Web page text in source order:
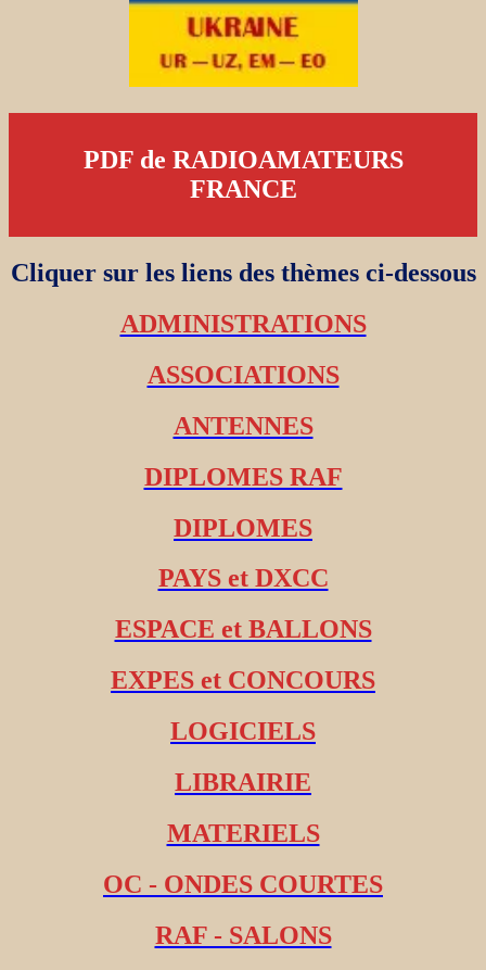
PDF de RADIOAMATEURS
FRANCE
Cliquer sur les liens des thèmes ci-dessous
ADMINISTRATIONS
ASSOCIATIONS
ANTENNES
DIPLOMES RAF
DIPLOMES
PAYS et DXCC
ESPACE et BALLONS
EXPES et CONCOURS
LOGICIELS
LIBRAIRIE
MATERIELS
OC - ONDES COURTES
RAF - SALONS